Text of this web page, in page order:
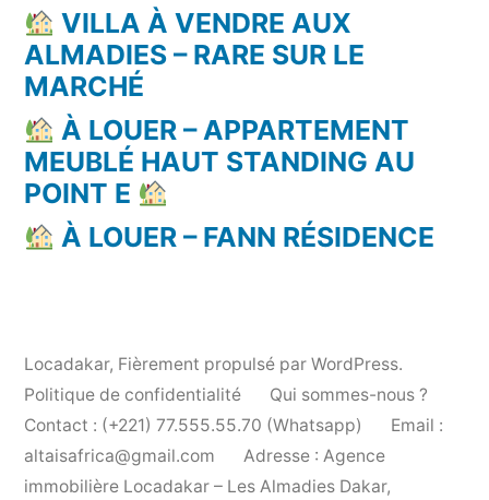
VILLA À VENDRE AUX
ALMADIES – RARE SUR LE
MARCHÉ
À LOUER – APPARTEMENT
MEUBLÉ HAUT STANDING AU
POINT E
À LOUER – FANN RÉSIDENCE
Locadakar, Fièrement propulsé par WordPress.
Politique de confidentialité
Qui sommes-nous ?
Contact : (+221) 77.555.55.70 (Whatsapp)
Email :
altaisafrica@gmail.com
Adresse : Agence
immobilière Locadakar – Les Almadies Dakar,